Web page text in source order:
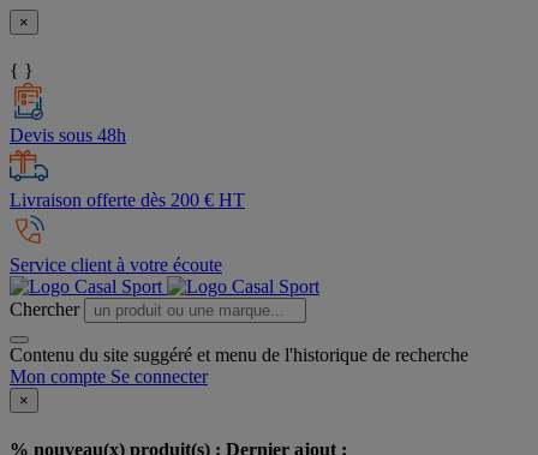
×
{ }
Devis sous 48h
Livraison offerte dès 200 € HT
Service client à votre écoute
Chercher
Contenu du site suggéré et menu de l'historique de recherche
Mon compte Se connecter
×
% nouveau(x) produit(s) : Dernier ajout :